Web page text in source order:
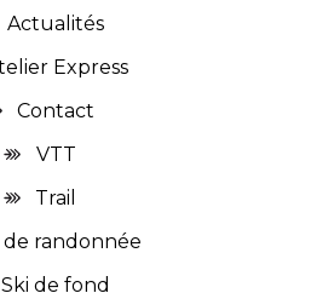
Actualités
Express
Contact
VTT
Trail
de randonnée
Ski de fond